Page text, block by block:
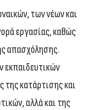
των νέων και
εργασίας, καθώς
απασχόλησης.
εκπαιδευτικών
κατάρτισης και
αλλά και της